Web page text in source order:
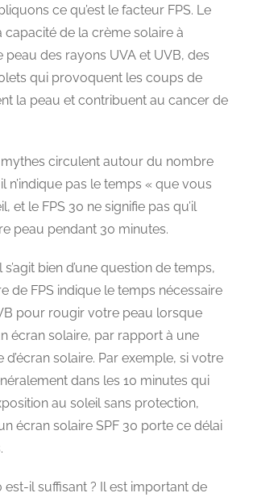
ce qu’est le facteur FPS. Le
capacité de la crème solaire à
des rayons UVA et UVB, des
qui provoquent les coups de
la peau et contribuent au cancer de
circulent autour du nombre
n’indique pas le temps « que vous
et le FPS 30 ne signifie pas qu’il
peau pendant 30 minutes.
bien d’une question de temps,
de FPS indique le temps nécessaire
pour rougir votre peau lorsque
écran solaire, par rapport à une
d’écran solaire. Par exemple, si votre
dans les 10 minutes qui
au soleil sans protection,
écran solaire SPF 30 porte ce délai
est-il suffisant ? Il est important de